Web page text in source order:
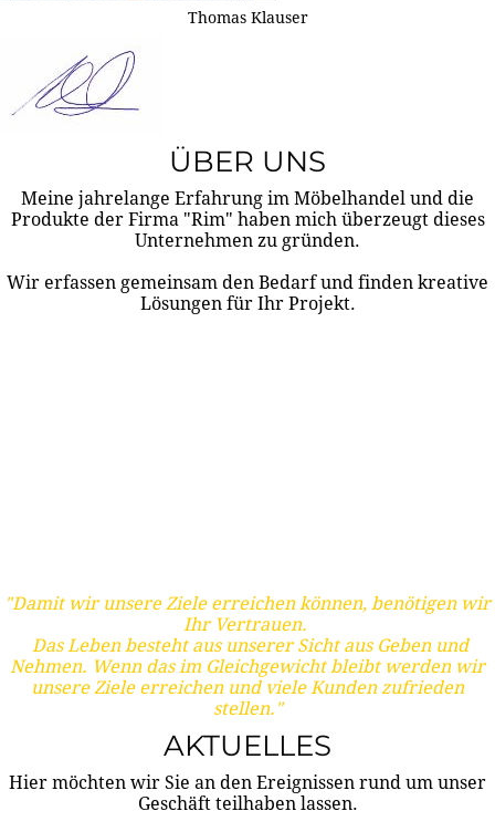
Thomas Klauser
ÜBER UNS
Meine jahrelange Erfahrung im Möbelhandel und die
Produkte der Firma "Rim" haben mich überzeugt dieses
Unternehmen zu gründen.
Wir erfassen gemeinsam den Bedarf und finden kreative
Lösungen für Ihr Projekt.
"Damit wir unsere Ziele erreichen können, benötigen wir
Ihr Vertrauen.
Das Leben besteht aus unserer Sicht aus Geben und
Nehmen. Wenn das im Gleichgewicht bleibt werden wir
unsere Ziele erreichen und viele Kunden zufrieden
stellen."
AKTUELLES
Hier möchten wir Sie an den Ereignissen rund um unser
Geschäft teilhaben lassen.